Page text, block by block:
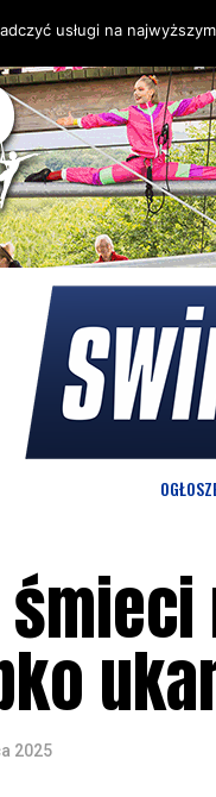
2025
usługi na